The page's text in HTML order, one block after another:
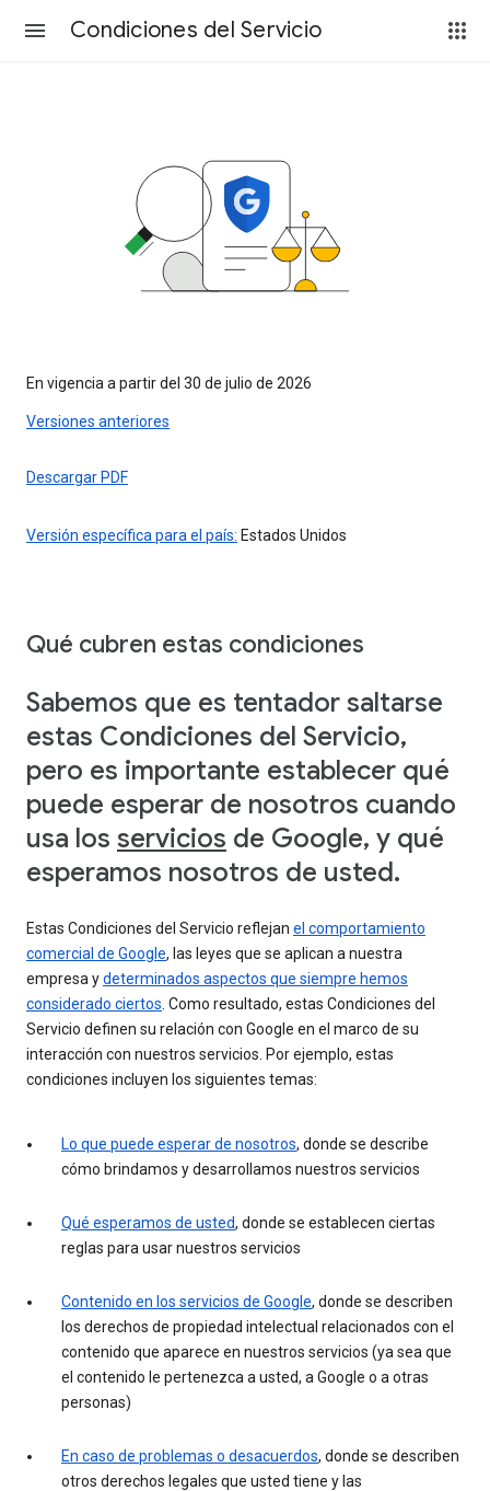
Condiciones del Servicio
En vigencia a partir del 30 de julio de 2026
Versiones anteriores
Descargar PDF
Versión específica para el país: Estados Unidos
Qué cubren estas condiciones
Sabemos que es tentador saltarse
estas Condiciones del Servicio,
pero es importante establecer qué
puede esperar de nosotros cuando
usa los servicios de Google, y qué
esperamos nosotros de usted.
Estas Condiciones del Servicio reflejan el comportamiento
comercial de Google, las leyes que se aplican a nuestra
empresa ydeterminados aspectos que siempre hemos
considerado ciertos . Como resultado, estas Condiciones del
Servicio definen su relación con Google en el marco de su
interacción con nuestros servicios. Por ejemplo, estas
condiciones incluyen los siguientes temas:
Lo que puede esperar de nosotros, donde se describe
cómo brindamos y desarrollamos nuestros servicios
Qué esperamos de usted, donde se establecen ciertas
reglas para usar nuestros servicios
Contenido en los servicios de Google, donde se describen
los derechos de propiedad intelectual relacionados con el
contenido que aparece en nuestros servicios (ya sea que
el contenido le pertenezca a usted, a Google o a otras
personas)
En caso de problemas o desacuerdos, donde se describen
otros derechos legales que usted tiene y las